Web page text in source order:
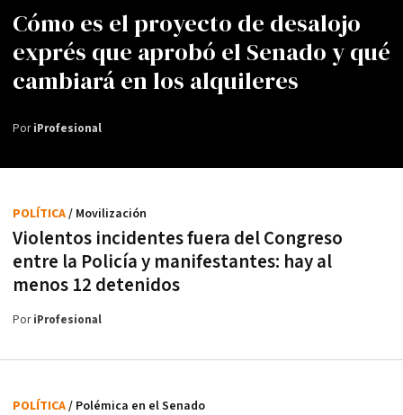
Cómo es el proyecto de desalojo
exprés que aprobó el Senado y qué
cambiará en los alquileres
PoriProfesional
Violentos incidentes fuera del Congreso
entre la Policía y manifestantes: hay al
menos 12 detenidos
POLÍTICA/ Movilización
PoriProfesional
POLÍTICA/ Polémica en el Senado